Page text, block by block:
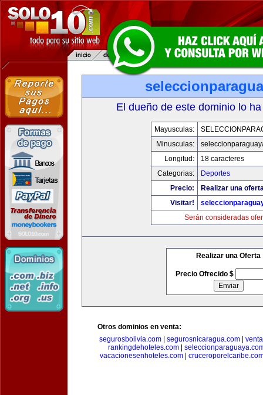
El dueño de este dominio lo
Mayusculas:
Minusculas:
Longitud:
18 caracteres
Categorias:
Deportes
Precio:
Realizar una
Visitar!
Serán consideradas
Realizar una Oferta
Precio Ofrecido $
Otros dominios en venta:
segurosbolivia.com| segurosnicaragua.com|
rankingdehoteles.com|
vacacionesenhoteles.com